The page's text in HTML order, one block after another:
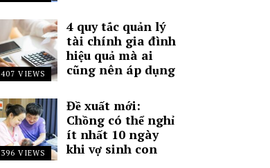
407 VIEWS
4 quy tắc quản lý
tài chính gia đình
hiệu quả mà ai
cũng nên áp dụng
396 VIEWS
Đề xuất mới:
Chồng có thể nghỉ
ít nhất 10 ngày
khi vợ sinh con